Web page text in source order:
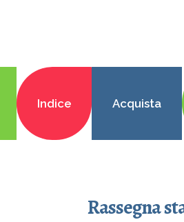
Indice Acquista
Rassegna